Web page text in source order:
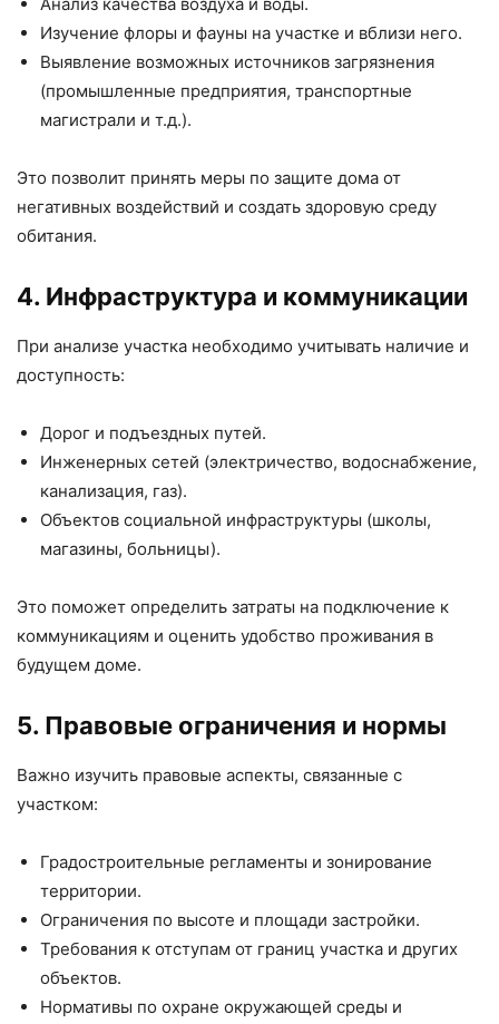
Изучение флоры и фауны на участке и вблизи него.
Выявление возможных источников загрязнения
(промышленные предприятия, транспортные
магистрали и т.д.).
Это позволит принять меры по защите дома от
негативных воздействий и создать здоровую среду
обитания.
4. Инфраструктура и коммуникации
При анализе участка необходимо учитывать наличие и
доступность:
Дорог и подъездных путей.
Инженерных сетей (электричество, водоснабжение,
канализация, газ).
Объектов социальной инфраструктуры (школы,
магазины, больницы).
Это поможет определить затраты на подключение к
коммуникациям и оценить удобство проживания в
будущем доме.
5. Правовые ограничения и нормы
Важно изучить правовые аспекты, связанные с
участком:
Градостроительные регламенты и зонирование
территории.
Ограничения по высоте и площади застройки.
Требования к отступам от границ участка и других
объектов.
Нормативы по охране окружающей среды и